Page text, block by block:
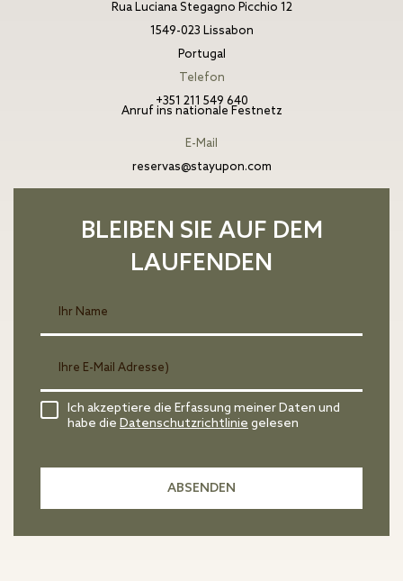
Rua Luciana Stegagno Picchio 12
1549-023 Lissabon
Portugal
Telefon
+351 211 549 640
Anruf ins nationale Festnetz
E-Mail
reservas@stayupon.com
BLEIBEN SIE AUF DEM
LAUFENDEN
Ich akzeptiere die Erfassung meiner Daten und
habe die Datenschutzrichtlinie gelesen